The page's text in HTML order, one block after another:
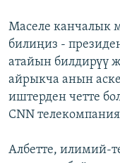
Маселе канчалык
билиңиз -
атайын билдирүү
айрыкча анын
иштерден четте
СNN
Албетте, илимий-